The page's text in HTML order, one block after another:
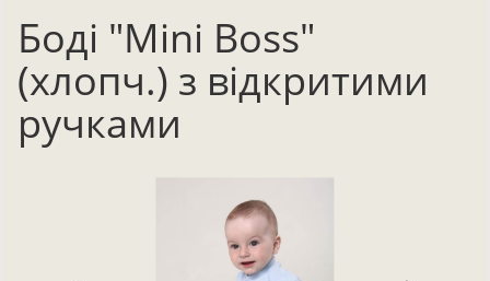
Боді "Mini Boss"
(хлопч.) з відкритими
ручками